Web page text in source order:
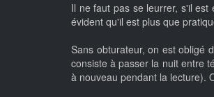
Il ne faut pas se leurrer, s'il
évident qu'il est plus que
Sans obturateur, on est obligé
consiste à passer la nuit entre
à nouveau pendant la lecture).